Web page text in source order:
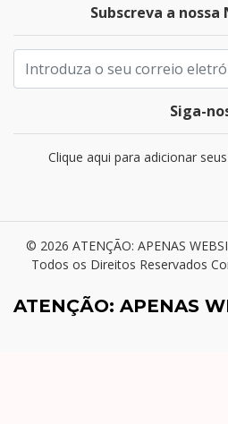
Subscreva a
Siga-
Clique aqui para adicionar
© 2026 ATENÇÃO: APENAS
Todos os Direitos Reservados
ATENÇÃO: APENAS